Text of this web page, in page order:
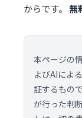
からです。 無
本ページの
よびAIによ
証するもの
が行った判